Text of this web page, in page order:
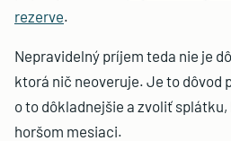
rezerve.
Nepravidelný príjem teda nie je
ktorá nič neoveruje. Je to dôvod
o to dôkladnejšie a zvoliť
horšom mesiaci.